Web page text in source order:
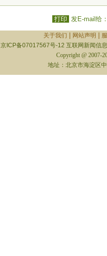
打印 发E-mail给
关于我们 网站声明
京ICP备07017567号-12 互联网新闻信
Copyright @ 2007-
地址：北京市海淀区